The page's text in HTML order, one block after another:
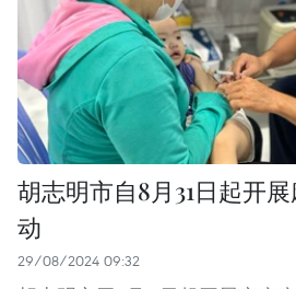
胡志明市自8月31日起开
动
29/08/2024 09:32